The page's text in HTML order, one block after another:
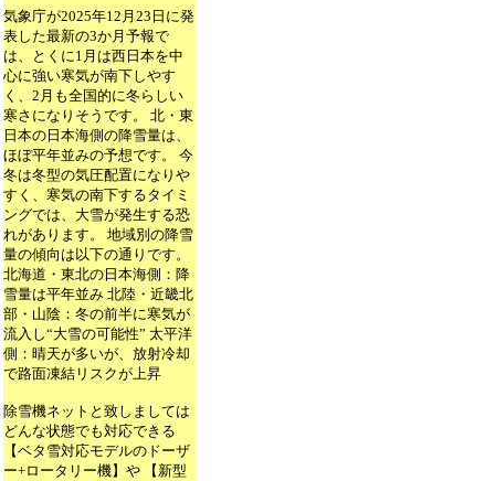
気象庁が2025年12月23日に発
表した最新の3か月予報で
は、とくに1月は西日本を中
心に強い寒気が南下しやす
く、2月も全国的に冬らしい
寒さになりそうです。 北・東
日本の日本海側の降雪量は、
ほぼ平年並みの予想です。 今
冬は冬型の気圧配置になりや
すく、寒気の南下するタイミ
ングでは、大雪が発生する恐
れがあります。 地域別の降雪
量の傾向は以下の通りです。
北海道・東北の日本海側：降
雪量は平年並み 北陸・近畿北
部・山陰：冬の前半に寒気が
流入し“大雪の可能性” 太平洋
側：晴天が多いが、放射冷却
で路面凍結リスクが上昇
除雪機ネットと致しましては
どんな状態でも対応できる
【ベタ雪対応モデルのドーザ
ー+ロータリー機】や 【新型